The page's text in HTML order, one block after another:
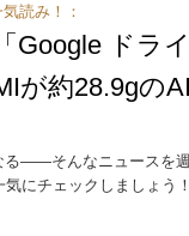
読み！：
Google ドラ
が約28.9gの
――そんなニュースを
にチェックしましょう